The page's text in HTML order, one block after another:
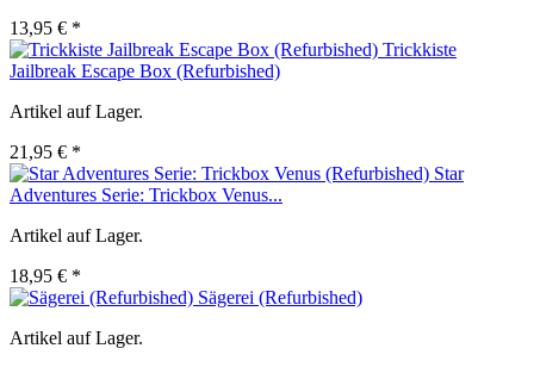
13,95 € *
Trickkiste
Jailbreak Escape Box (Refurbished)
Artikel auf Lager.
21,95 € *
Star
Adventures Serie: Trickbox Venus...
Artikel auf Lager.
18,95 € *
Sägerei (Refurbished)
Artikel auf Lager.